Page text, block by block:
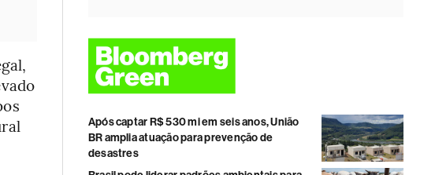
Após captar R$ 530 mi em seis anos, União
BR amplia atuação para prevenção de
desastres